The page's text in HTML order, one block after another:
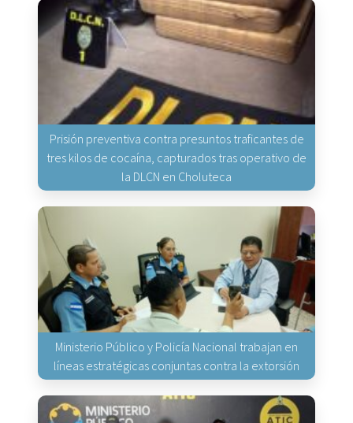
Prisión preventiva contra presuntos traficantes de
tres kilos de cocaína, capturados tras operativo de
la DLCN en Choluteca
Ministerio Público y Policía Nacional trabajan en
líneas estratégicas conjuntas contra la extorsión